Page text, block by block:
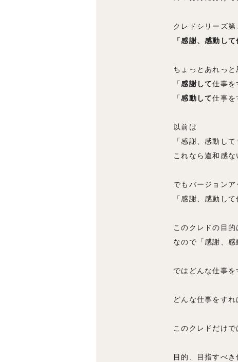
クレドシリーズ第
「感謝、感動して
ちょっとあれっと
「感謝して仕事
「感動して仕事
以前は
「感謝、感動し
これなら違和感な
でもバージョンア
「感謝、感動し
このクレドの目
なので「感謝、
ではどんな仕事
どんな仕事をす
このクレドだけで
目的、目指すべ